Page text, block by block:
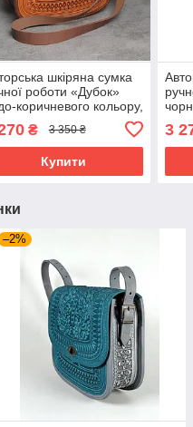
шкіряна сумка
роботи «Дубок»
коричневого кольору,
₴ 3 350 ₴
Купити
3
–2%